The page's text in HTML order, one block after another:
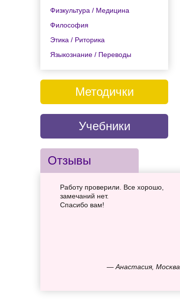
Физкультура / Медицина
Философия
Этика / Риторика
Языкознание / Переводы
Методички
Учебники
Отзывы
— Анастасия, Москва
Работу проверили. Все хорошо,
замечаний нет.
Спасибо вам!